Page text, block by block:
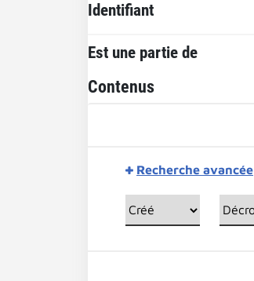
Identifiant
Est une partie de
Contenus
Recherche avancée